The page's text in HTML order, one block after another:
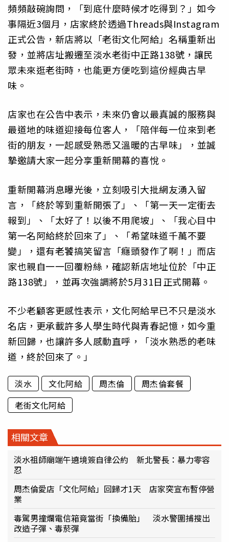
頻頻敲碗詢問，「到底什麼時候才吃得到？」如今
事隔近3個月，店家終於透過Threads與Instagram
正式公告，新店將以「老街文化阿給」名稱重新出
發，並將店址搬遷至淡水老街中正路138號，讓民
眾未來逛老街時，也能更方便吃到這份經典古早
味。
店家也在公告中表示，未來仍會以最真誠的服務與
最道地的味道迎接每位客人，「陪伴每一位來到老
街的朋友，一起感受熟悉又溫暖的古早味」，並誠
摯邀請大家一起分享重新開幕的喜悅。
重新開幕消息曝光後，立刻吸引大批網友湧入留
言，「終於等到重新開張了」、「第一天一定衝去
報到」、「太好了！以後不用爬坡」、「我心目中
第一名阿給終於回來了」、「希望味道千萬不要
變」，還有老饕搞笑留言「癮頭發作了啊！」而店
家也親自一一回覆粉絲，確認新店地址位於「中正
路138號」，並再次強調將於5月31日正式開幕。
不少老顧客更感性表示，文化阿給早已不只是淡水
名店，更承載許多人學生時代與青春記憶，如今重
新回歸，也讓許多人感動直呼，「淡水熟悉的老味
道，終於回來了。」
淡水 文化阿給 周杰倫
周杰倫套餐
老街文化阿給
相關文章
淡水祖師廟端午遶境簽自律公約 新北警長：暴力零容
忍
周杰倫愛店「文化阿給」回歸才1天 店家突宣布暫停營
業
毒駕男撞爛電信箱竟當街「換備胎」 淡水警圍捕搜出
改造子彈、毒菸彈